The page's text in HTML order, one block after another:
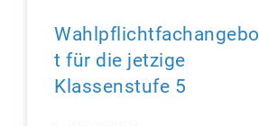
Wahlpflichtfachangebo
t für die jetzige
Klassenstufe 5